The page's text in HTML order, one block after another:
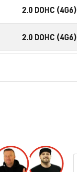
2.0 DOHC (4G6)
2.0 DOHC (4G6)